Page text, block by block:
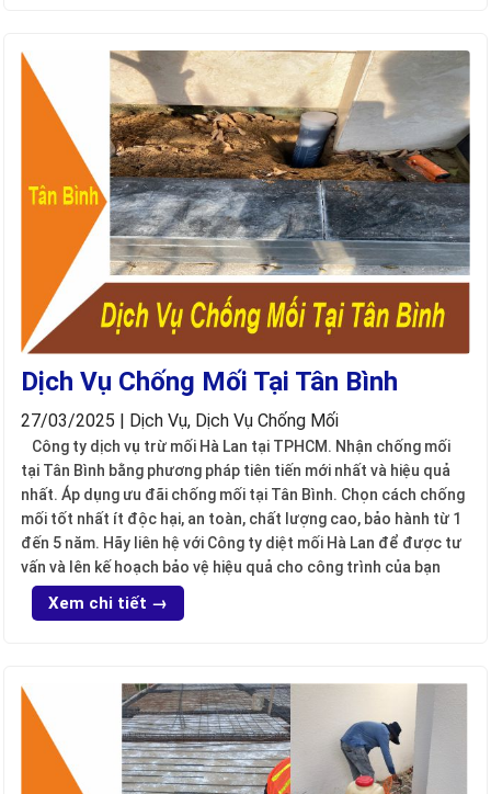
Dịch Vụ Chống Mối Tại Tân Bình
27/03/2025 | Dịch Vụ, Dịch Vụ Chống Mối
Công ty dịch vụ trừ mối Hà Lan tại TPHCM. Nhận chống mối
tại Tân Bình bằng phương pháp tiên tiến mới nhất và hiệu quả
nhất. Áp dụng ưu đãi chống mối tại Tân Bình. Chọn cách chống
mối tốt nhất ít độc hại, an toàn, chất lượng cao, bảo hành từ 1
đến 5 năm. Hãy liên hệ với Công ty diệt mối Hà Lan để được tư
vấn và lên kế hoạch bảo vệ hiệu quả cho công trình của bạn
Xem chi tiết →